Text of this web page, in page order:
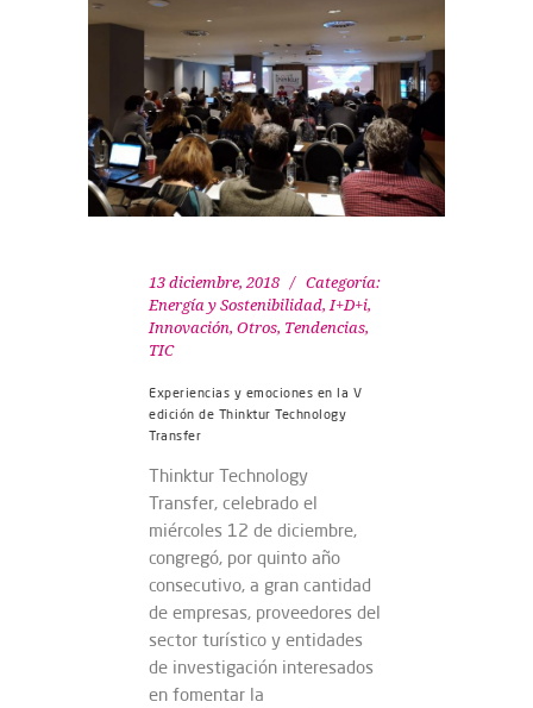
13 diciembre, 2018
Categoría:
Energía y Sostenibilidad,I+D+i,
Innovación, Otros, Tendencias,
TIC
Experiencias y emociones en la V
edición de Thinktur Technology
Transfer
Thinktur Technology
Transfer, celebrado el
miércoles 12 de diciembre,
congregó, por quinto año
consecutivo, a gran cantidad
de empresas, proveedores del
sector turístico y entidades
de investigación interesados
en fomentar la